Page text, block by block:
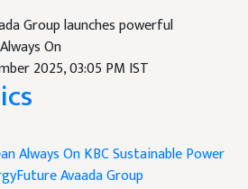
Group launches powerful
On
2025, 03:05 PM IST
Always OnKBCSustainable Power
Avaada Group